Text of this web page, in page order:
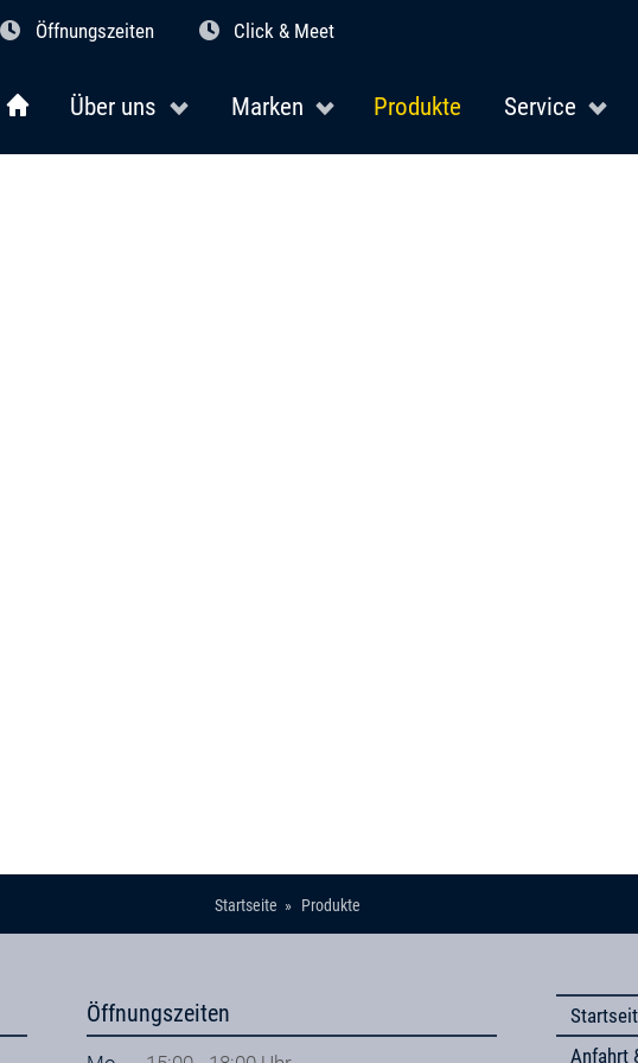
Öffnungszeiten Click & Meet
Über uns Marken Produkte Service
Startseite Produkte
Öffnungszeiten
Anfahrt